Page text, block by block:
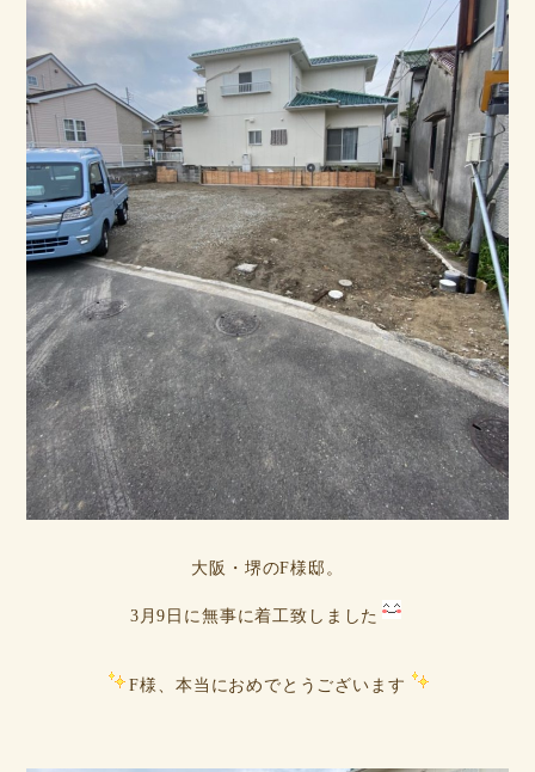
大阪・堺のF様邸。
3月9日に無事に着工致しました
F様、本当におめでとうございます